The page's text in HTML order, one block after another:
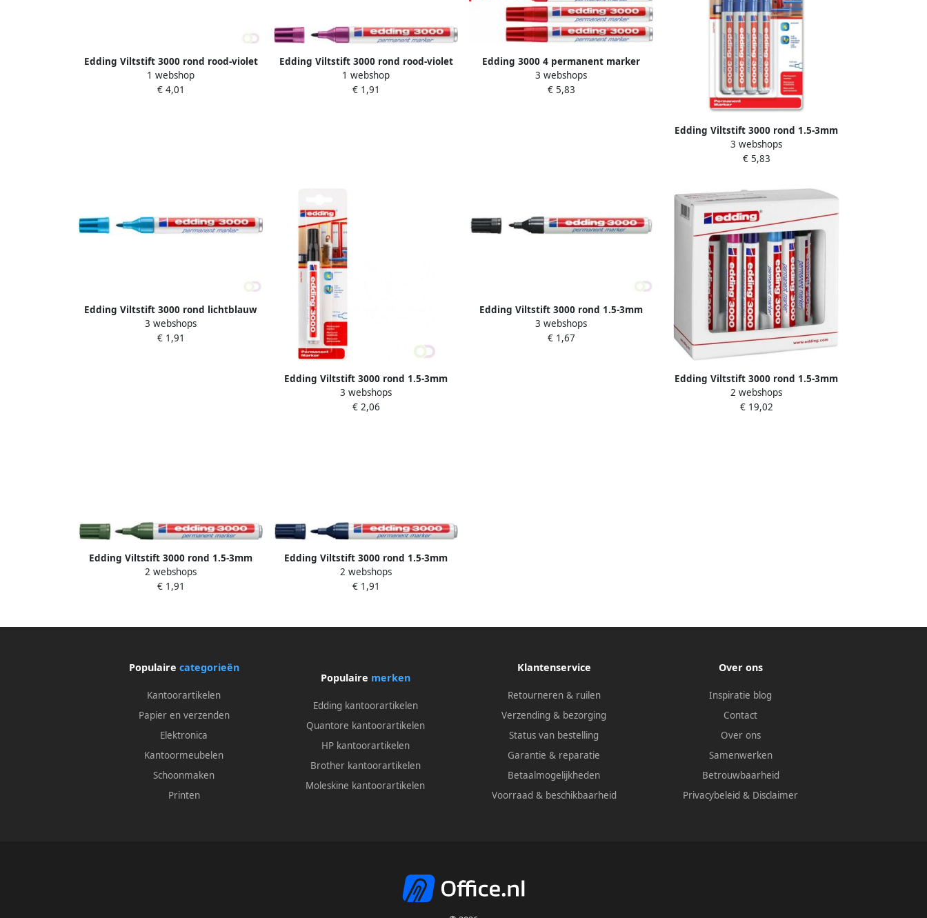
Edding Viltstift 3000 rond rood-violet
1.5-3mm
1 webshop
€ 4,01
Edding Viltstift 3000 rond rood-violet
1.5-3mm
1 webshop
€ 1,91
Edding 3000 4 permanent marker
blister rood 4 stuks 1 5-3mm
3 webshops
€ 5,83
Edding Viltstift 3000 rond 1.5-3mm
blauw blisterà 4 stuks
3 webshops
€ 5,83
Edding Viltstift 3000 rond lichtblauw
1.5 3mm
3 webshops
€ 1,91
Edding Viltstift 3000 rond 1.5-3mm
zwart blisterà 1 stuk
3 webshops
€ 2,06
Edding Viltstift 3000 rond 1.5-3mm
zwart
3 webshops
€ 1,67
Edding Viltstift 3000 rond 1.5-3mm
assorti set Ã 10 stuks
2 webshops
€ 19,02
Edding Viltstift 3000 rond 1.5-3mm
olijfgroen
2 webshops
€ 1,91
Edding Viltstift 3000 rond 1.5-3mm
staalblauw
2 webshops
€ 1,91
Populaire categorieën
Kantoorartikelen
Papier en verzenden
Elektronica
Kantoormeubelen
Schoonmaken
Printen
Populaire merken
Edding kantoorartikelen
Quantore kantoorartikelen
HP kantoorartikelen
Brother kantoorartikelen
Moleskine kantoorartikelen
Klantenservice
Retourneren & ruilen
Verzending & bezorging
Status van bestelling
Garantie & reparatie
Betaalmogelijkheden
Voorraad & beschikbaarheid
Over ons
Inspiratie blog
Contact
Over ons
Samenwerken
Betrouwbaarheid
Privacybeleid & Disclaimer